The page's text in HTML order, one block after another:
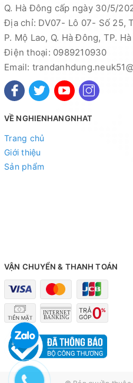
Q. Hà Đông cấp ngày 30/5/
Địa chỉ: DV07- Lô 07- Số 25,
P. Mộ Lao, Q. Hà Đông, TP.
Điện thoại: 0989210930
Email:
VỀ NGHIENHANGNHAT
Trang chủ
Giới thiệu
Sản phẩm
VẬN CHUYỂN & THANH TOÁN